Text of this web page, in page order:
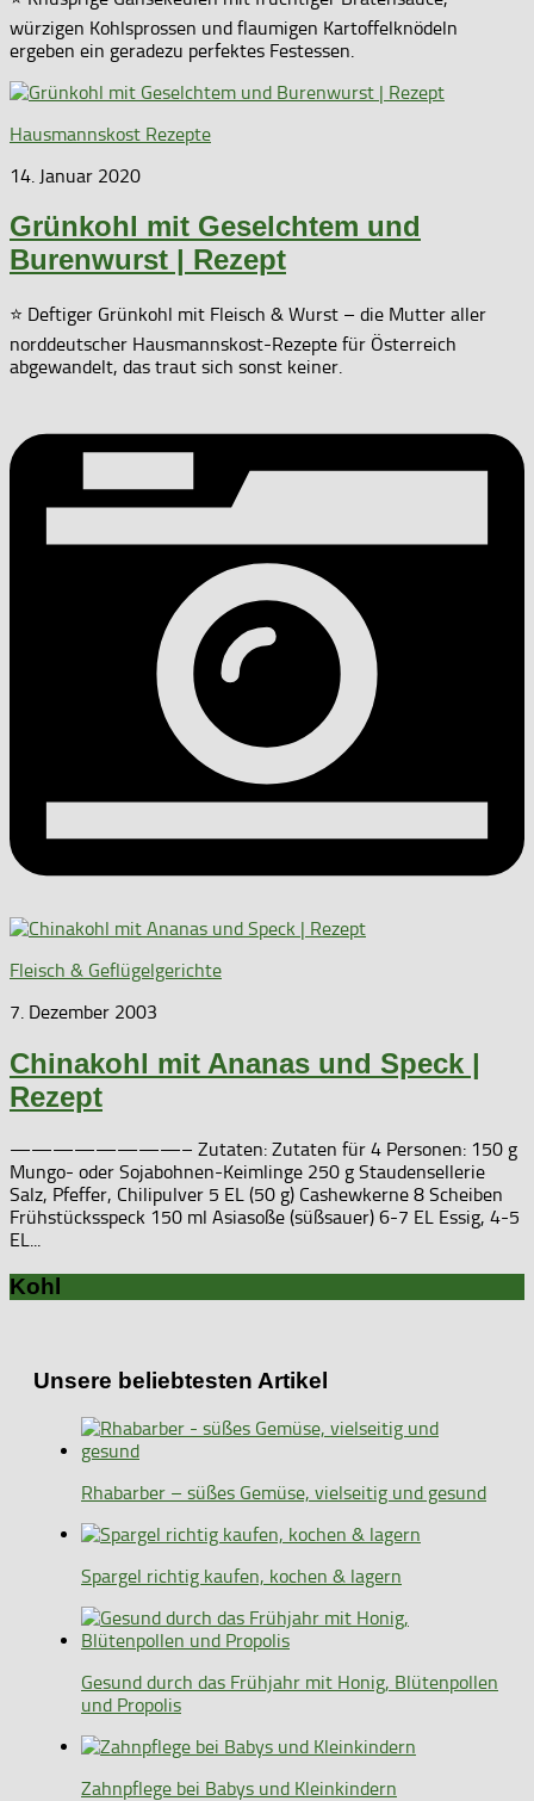
würzigen Kohlsprossen und flaumigen Kartoffelknödeln
ergeben ein geradezu perfektes Festessen.
Hausmannskost Rezepte
14. Januar 2020
Grünkohl mit Geselchtem und
Burenwurst | Rezept
⭐ Deftiger Grünkohl mit Fleisch & Wurst – die Mutter aller
norddeutscher Hausmannskost-Rezepte für Österreich
abgewandelt, das traut sich sonst keiner.
Fleisch & Geflügelgerichte
7. Dezember 2003
Chinakohl mit Ananas und Speck |
Rezept
————————– Zutaten: Zutaten für 4 Personen: 150 g
Mungo- oder Sojabohnen-Keimlinge 250 g Staudensellerie
Salz, Pfeffer, Chilipulver 5 EL (50 g) Cashewkerne 8 Scheiben
Frühstücksspeck 150 ml Asiasoße (süßsauer) 6-7 EL Essig, 4-5
EL...
Kohl
Unsere beliebtesten Artikel
Rhabarber – süßes Gemüse, vielseitig und gesund
Spargel richtig kaufen, kochen & lagern
Gesund durch das Frühjahr mit Honig, Blütenpollen
und Propolis
Zahnpflege bei Babys und Kleinkindern